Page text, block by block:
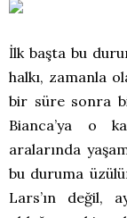
İlk başta bu
halkı, zamanla
bir süre sonra
Bianca’ya o
aralarında
bu duruma
Lars’ın değil,